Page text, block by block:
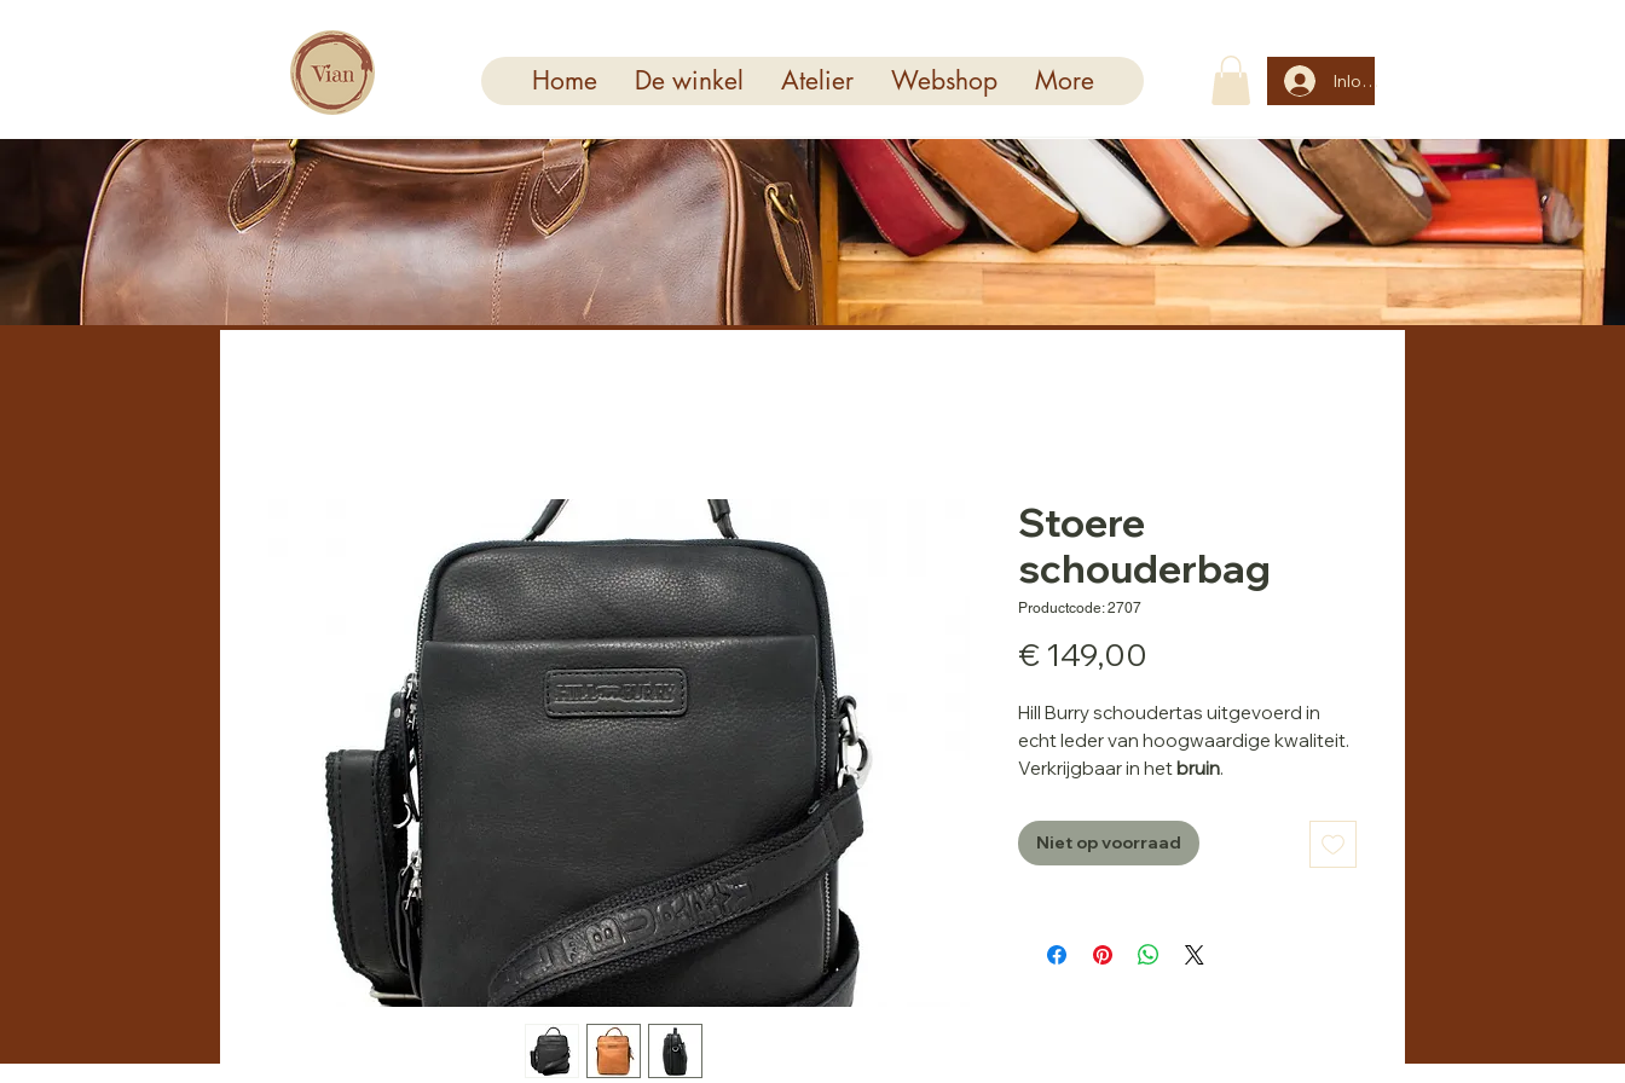
Home De winkel Atelier Webshop More Inloggen
Stoere
schouderbag
Productcode: 2707
€ 149,00
Hill Burry schoudertas uitgevoerd in
echt leder van hoogwaardige kwaliteit.
Verkrijgbaar in hetbruin.
Eigenschappen:
2 hoofdvakken met ritssluiting
Handyvak binnenzijde
Niet op voorraad